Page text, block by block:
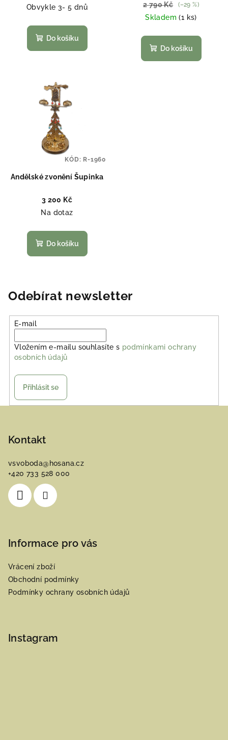
Obvykle 3- 5 dnů
Do košíku
2 790 Kč
(–29 %)
Skladem(1 ks)
Do košíku
Andělské zvonění Šupinka
3 200 Kč
Na dotaz
Do košíku
KÓD: R-1960
Odebírat newsletter
E-mail
Vložením e-mailu souhlasíte s podmínkami ochrany
osobních údajů
Přihlásit se
Kontakt
vsvoboda@ hosana.cz
+420 733 528 000
Informace pro vás
Vrácení zboží
Obchodní podmínky
Podmínky ochrany osobních údajů
Instagram